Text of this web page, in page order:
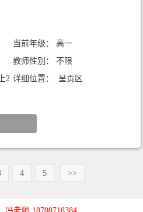
当前年级： 高一
教师性别： 不限
2 详细位置： 呈贡区
4 5 >>